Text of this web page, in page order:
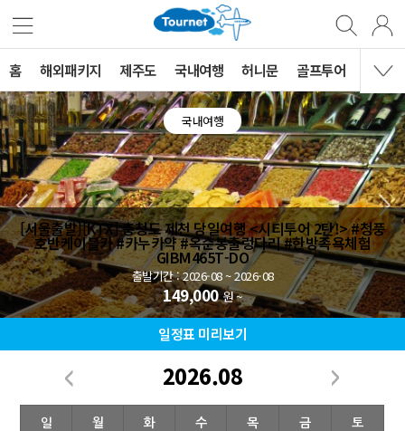
홈 해외패키지 제주도 국내여행 허니문 골프투어 MVG
국내여행
[서울출발][KTX] 충청도 제천 당일여행 <시티투어 2탄!> #청풍
호반케이블카 #카누카약 #옥순봉출렁다리 #한방족욕체험
GIBM465T-DO
출발기간 : 2026-08 ~ 2026-08
149,000원 ~
일정표 미리보기
2026.08